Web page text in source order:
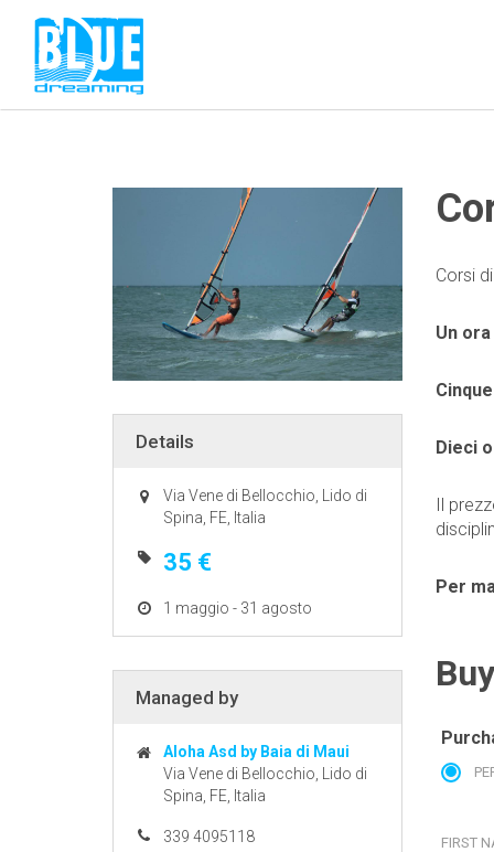
Details
Via Vene di Bellocchio, Lido di
Spina, FE, Italia
35 €
1 maggio - 31 agosto
Managed by
Aloha Asd by Baia di Maui
Via Vene di Bellocchio, Lido di
Spina, FE, Italia
339 4095118
Corsi
Un
Dieci
Il
Per
FIRST